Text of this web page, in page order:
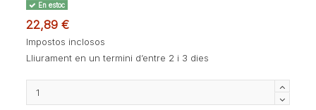
En estoc
22,89 €
Impostos inclosos
Lliurament en un termini d’entre 2 i 3 dies